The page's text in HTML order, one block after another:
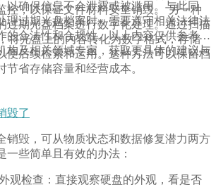
控，以保证文件材料安全销毁。 另一种
过期光盘档案进行数字化处理。通过扫描
将光盘上的内容转化为数字格式，存储
便后续检索和运用。这种方法可以保留档
节省存储容量和经营成本。
以确保信息不会泄露或被滥用。与此同
理过期光盘档案时，需要遵守相关法律法
的合法性和合规性。以上内容仅供参考，
构及相关领域专家，获取更具体的建议与
毁了
销毁，可从物质状态和数据修复潜力两方
一些简单且有效的办法：
观检查：直接观察硬盘的外观，看是否